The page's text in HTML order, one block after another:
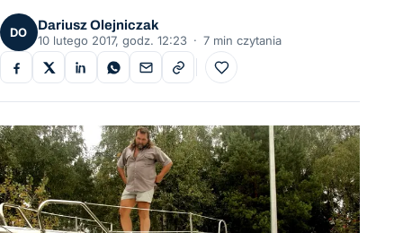
DO
Dariusz Olejniczak
10 lutego 2017, godz. 12:23 · 7 min czytania
Do ulubionych